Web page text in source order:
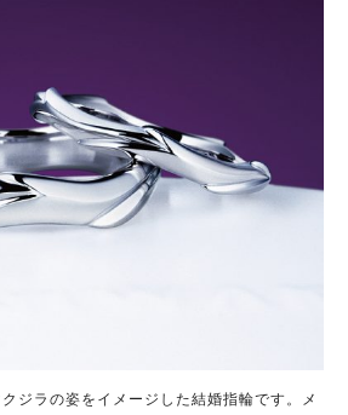
ジラの姿をイメージした結婚指輪です。メ